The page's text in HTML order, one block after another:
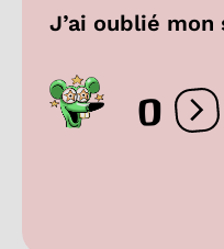
J’ai oublié mon
0